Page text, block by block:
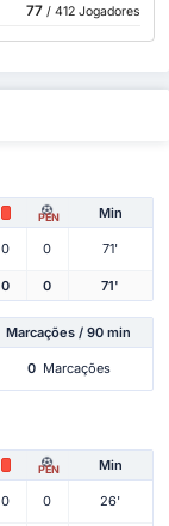
77/ 412 Jogadores
PEN Min
0 0 71'
0 0 71'
Marcações / 90 min
0 Marcações
PEN Min
0 0 26'